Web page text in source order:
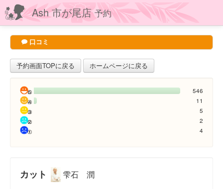
Ash 市が尾店予約
口コミ
予約画面TOPに戻る ホームページに戻る
546
11
5
2
4
カット 雫石 潤